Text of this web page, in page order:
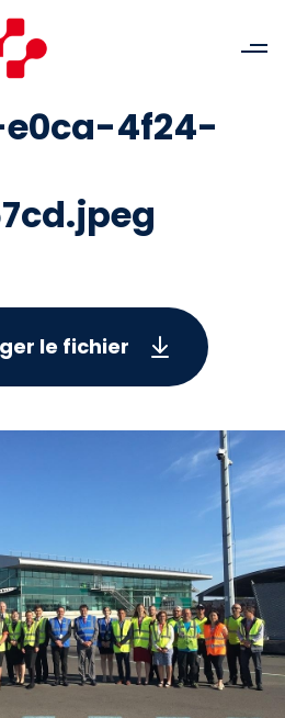
4f24-
le fichier